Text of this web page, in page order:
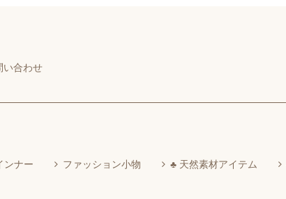
い合わせ
ンナー ファッション小物 ♣ 天然素材アイテム